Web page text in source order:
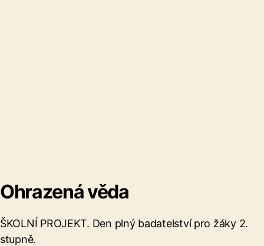
Ohrazená věda
ŠKOLNÍ PROJEKT. Den plný badatelství pro žáky 2.
stupně.